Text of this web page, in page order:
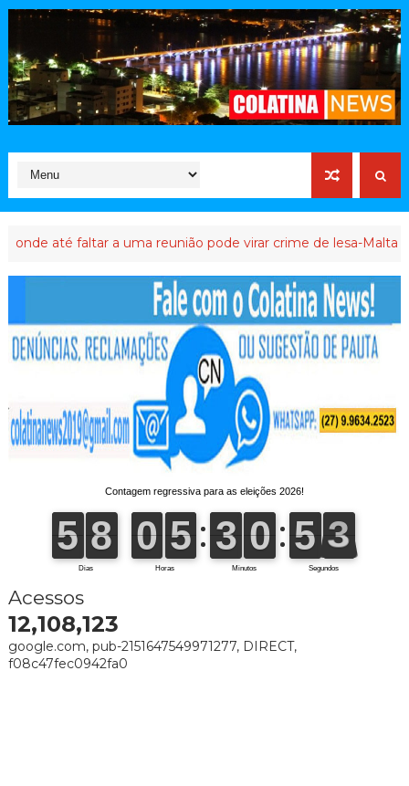
faltar a uma reunião pode virar crime de lesa-Malta ATIVISTA
Acessos
12,108,123
google.com, pub-2151647549971277, DIRECT,
f08c47fec0942fa0